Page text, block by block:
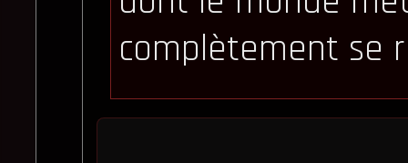
complètement se